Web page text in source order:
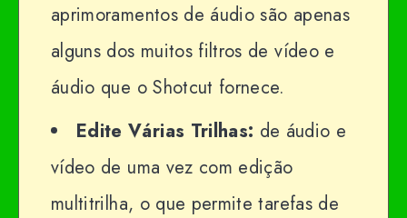
aprimoramentos de áudio são apenas
alguns dos muitos filtros de vídeo e
áudio que o Shotcut fornece.
Edite Várias Trilhas: de áudio e
vídeo de uma vez com edição
multitrilha, o que permite tarefas de